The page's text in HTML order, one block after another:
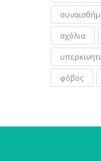
σχόλια
φόβος